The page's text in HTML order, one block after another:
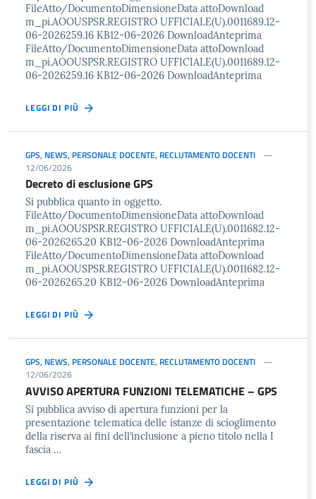
FileAtto/DocumentoDimensioneData attoDownload
m_pi.AOOUSPSR.REGISTRO UFFICIALE(U).0011689.12-
06-2026259.16 KB12-06-2026 DownloadAnteprima
FileAtto/DocumentoDimensioneData attoDownload
m_pi.AOOUSPSR.REGISTRO UFFICIALE(U).0011689.12-
06-2026259.16 KB12-06-2026 DownloadAnteprima
LEGGI DI PIÙ
GPS, NEWS, PERSONALE DOCENTE, RECLUTAMENTO DOCENTI
12/06/2026
Decreto di esclusione GPS
Si pubblica quanto in oggetto.
FileAtto/DocumentoDimensioneData attoDownload
m_pi.AOOUSPSR.REGISTRO UFFICIALE(U).0011682.12-
06-2026265.20 KB12-06-2026 DownloadAnteprima
FileAtto/DocumentoDimensioneData attoDownload
m_pi.AOOUSPSR.REGISTRO UFFICIALE(U).0011682.12-
06-2026265.20 KB12-06-2026 DownloadAnteprima
LEGGI DI PIÙ
GPS, NEWS, PERSONALE DOCENTE, RECLUTAMENTO DOCENTI
12/06/2026
AVVISO APERTURA FUNZIONI TELEMATICHE – GPS
Si pubblica avviso di apertura funzioni per la
presentazione telematica delle istanze di scioglimento
della riserva ai fini dell’inclusione a pieno titolo nella I
fascia …
LEGGI DI PIÙ